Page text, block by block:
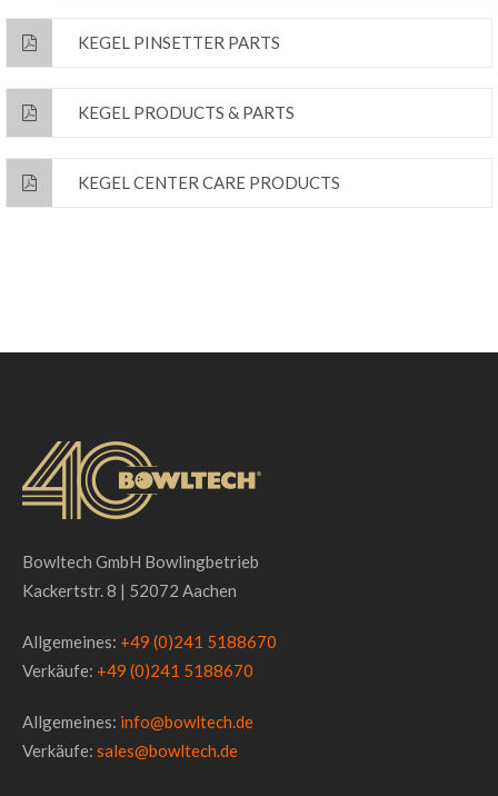
KEGEL PINSETTER PARTS
KEGEL PRODUCTS & PARTS
KEGEL CENTER CARE PRODUCTS
Bowltech GmbH Bowlingbetrieb
Kackertstr. 8 | 52072 Aachen
Allgemeines: +49 (0)241 5188670
Verkäufe: +49 (0)241 5188670
Allgemeines: info@bowltech.de
Verkäufe: sales@bowltech.de